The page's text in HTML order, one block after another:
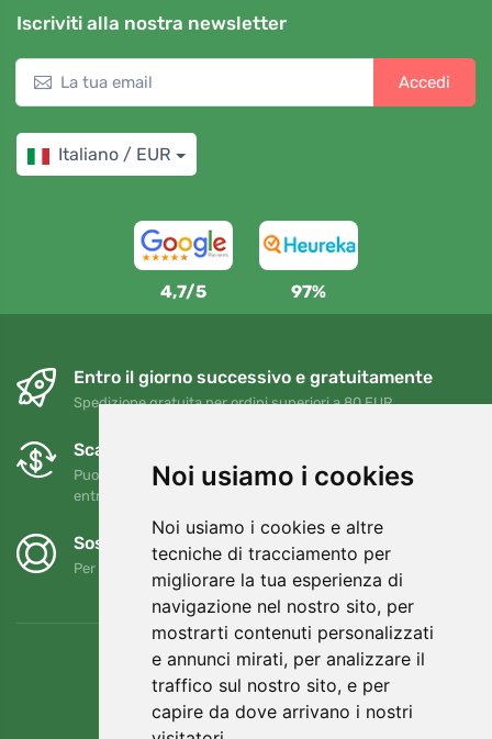
Noi usiamo i cookies
Noi usiamo i cookies e altre
tecniche di tracciamento per
migliorare la tua esperienza di
navigazione nel nostro sito, per
mostrarti contenuti personalizzati
e annunci mirati, per analizzare il
traffico sul nostro sito, e per
capire da dove arrivano i nostri
Iscriviti alla nostra newsletter
Accedi
Italiano / EUR
4,7/5 97%
Entro il giorno successivo e gratuitamente
Spedizione gratuita per ordini superiori a 80 EUR
Scambi e resi gratuiti
Puoi restituire o cambiare il tuo ordine in qualsiasi momento
entro 90 giorni
Sosteniamo Trees.org
Per ogni ordine piantiamo un albero! Leggi di più